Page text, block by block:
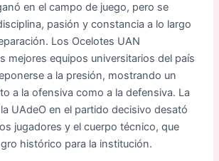
en el campo de juego, pero se
pasión y constancia a lo largo
Los Ocelotes UAN
mejores equipos universitarios del país
a la presión, mostrando un
a la ofensiva como a la defensiva. La
UAdeO en el partido decisivo desató
jugadores y el cuerpo técnico, que
histórico para la institución.